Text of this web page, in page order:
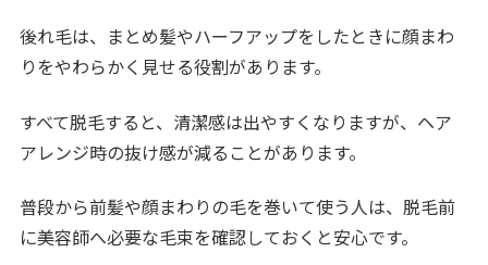
後れ毛は、まとめ髪やハーフアップをしたときに顔まわ
りをやわらかく見せる役割があります。
すべて脱毛すると、清潔感は出やすくなりますが、ヘア
アレンジ時の抜け感が減ることがあります。
普段から前髪や顔まわりの毛を巻いて使う人は、脱毛前
に美容師へ必要な毛束を確認しておくと安心です。